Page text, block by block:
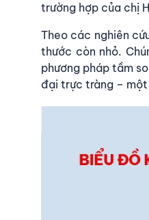
trường hợp của chị
Theo các nghiên
thước còn nhỏ.
phương pháp tầm
đại trực tràng – một